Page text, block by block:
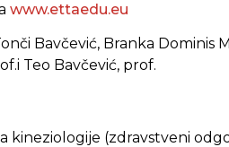
www.ettaedu.eu
Bavčević, Branka Dominis
Teo Bavčević, prof.
kineziologije (zdravstveni